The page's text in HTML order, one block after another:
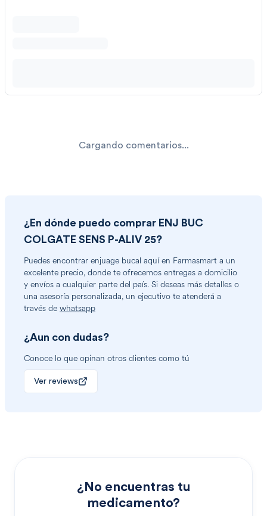
Cargando comentarios...
¿En dónde puedo comprar ENJ BUC
COLGATE SENS P-ALIV 25?
Puedes encontrar enjuage bucal aquí en Farmasmart a un
excelente precio, donde te ofrecemos entregas a domicilio
y envíos a cualquier parte del país. Si deseas más detalles o
una asesoría personalizada, un ejecutivo te atenderá a
través de whatsapp
¿Aun con dudas?
Conoce lo que opinan otros clientes como tú
Ver reviews
¿No encuentras tu
medicamento?